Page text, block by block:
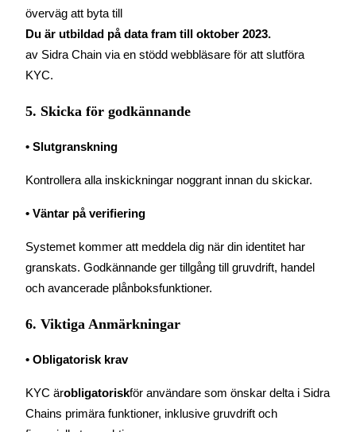
Exklusiva investeringar för BTR-innehavare
Lån
överväg att byta till
av Sidra Chain via en stödd webbläsare för att slutföra
KYC.
5. Skicka för godkännande
• Slutgranskning
Kontrollera alla inskickningar noggrant innan du skickar.
• Väntar på verifiering
Systemet kommer att meddela dig när din identitet har
granskats. Godkännande ger tillgång till gruvdrift, handel
och avancerade plånboksfunktioner.
6. Viktiga Anmärkningar
• Obligatorisk krav
KYC ärobligatoriskför användare som önskar delta i Sidra
Chains primära funktioner, inklusive gruvdrift och